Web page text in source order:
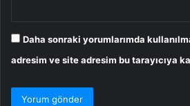
Daha sonraki yorumlarımda
adresim ve site adresim bu tarayıcıya